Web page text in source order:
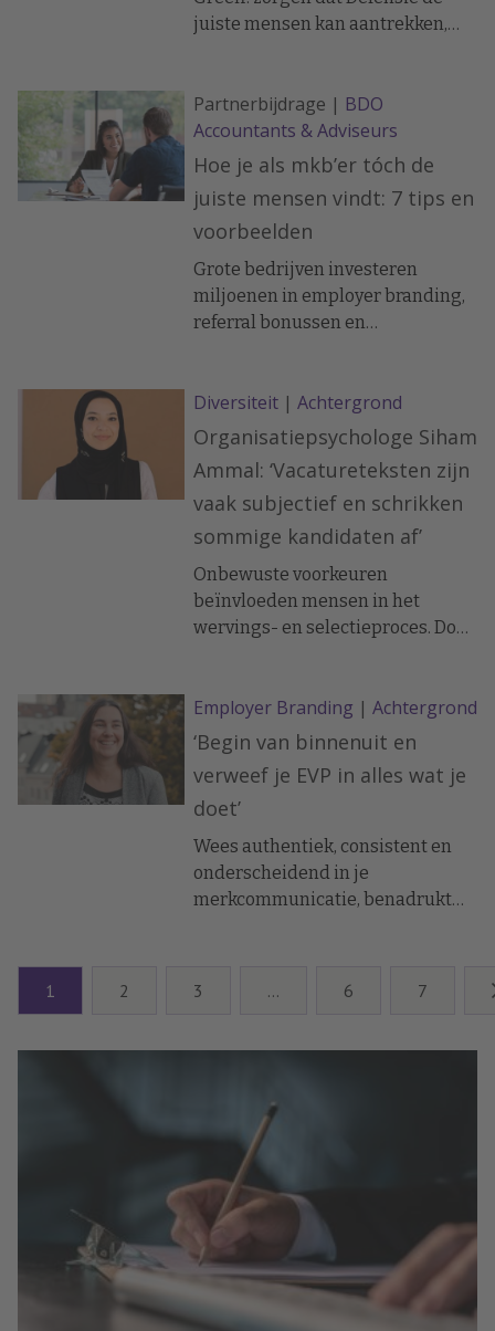
juiste mensen kan aantrekken,
krijgsmacht te waarborgen.
Partnerbijdrage | BDO
Accountants & Adviseurs
Hoe je als mkb’er tóch de
juiste mensen vindt: 7 tips en
voorbeelden
Grote bedrijven investeren
miljoenen in employer branding,
referral bonussen en
met een beperkt budget?
Diversiteit | Achtergrond
Organisatiepsychologe Siham
Ammal: ‘Vacatureteksten zijn
vaak subjectief en schrikken
sommige kandidaten af’
Onbewuste voorkeuren
beïnvloeden mensen in het
wervings- en selectieproces. Door
organisaties volgens
organisatiepsychologe Siham
Ammal werken aan een
gevarieerder personeelsbestand
en de aantrekkingskracht voor
sommige groepen vergroten.
Employer Branding | Achtergrond
‘Begin van binnenuit en
verweef je EVP in alles wat je
doet’
Wees authentiek, consistent en
onderscheidend in je
merkcommunicatie, benadrukt
1 2 3 … 6 7